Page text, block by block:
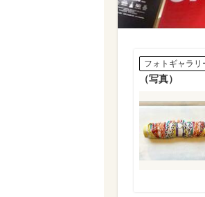
フォトギャラリ
（写真）